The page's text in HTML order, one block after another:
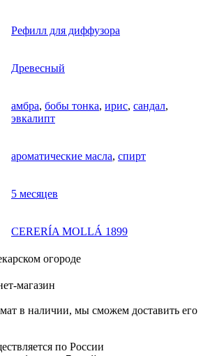
Рефилл для диффузора
Древесный
амбра, бобы тонка, ирис, сандал,
эвкалипт
ароматические масла, спирт
5 месяцев
CERERÍA MOLLÁ 1899
огороде
магазин
в наличии, мы сможем доставить его
по России